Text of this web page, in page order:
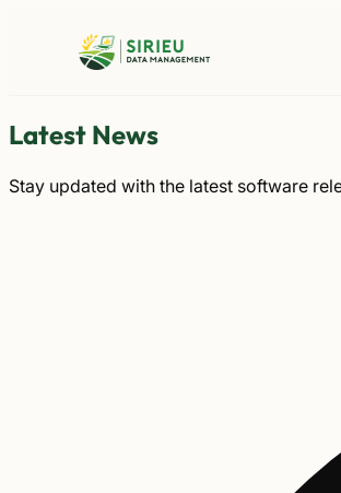
Latest News
Stay updated with the latest software